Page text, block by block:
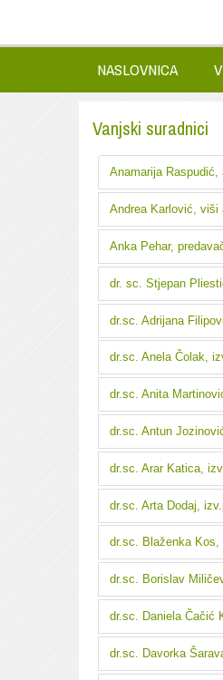
NASLOVNICA
Vanjski suradnici
Anamarija Raspudić,
Andrea Karlović, viši
Anka Pehar,
dr. sc. Stjepan
dr.sc. Adrijana
dr.sc. Anela Čolak,
dr.sc. Anita
dr.sc. Antun
dr.sc. Arar Katica,
dr.sc. Arta Dodaj,
dr.sc. Blaženka Kos,
dr.sc. Borislav
dr.sc. Daniela Čačić
dr.sc. Davorka